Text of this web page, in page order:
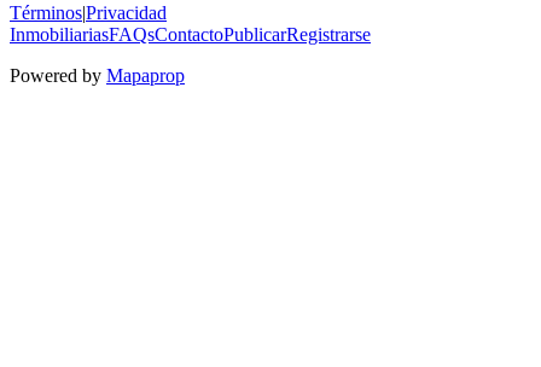
Términos|Privacidad
InmobiliariasFAQsContactoPublicarRegistrarse
Powered by Mapaprop